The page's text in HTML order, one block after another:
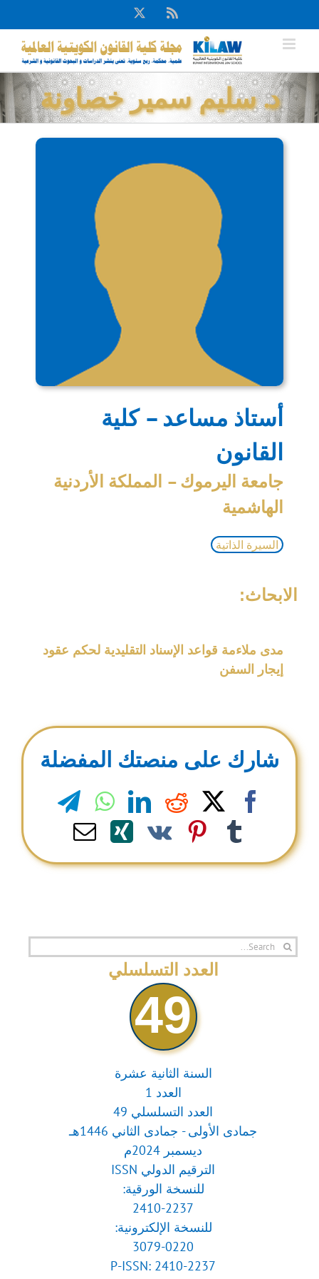
to
content
Rss
X
د. سليم سمير خصاونة
أستاذ مساعد – كلية
القانون
جامعة اليرموك – المملكة الأردنية
الهاشمية
السيرة الذاتية
الابحاث:
مدى ملاءمة قواعد الإسناد التقليدية لحكم عقود
إيجار السفن
شارك على منصتك المفضلة
Facebook
X
Reddit
LinkedIn
Tumblr
Pinterest
Vk
Xing
Email
Search
العدد التسلسلي
49
السنة الثانية عشرة
العدد 1
العدد التسلسلي 49
جمادى الأولى - جمادى الثاني 1446هـ
ديسمبر 2024م
الترقيم الدولي ISSN
للنسخة الورقية:
2410-2237
للنسخة الإلكترونية:
3079-0220
P-ISSN: 2410-2237